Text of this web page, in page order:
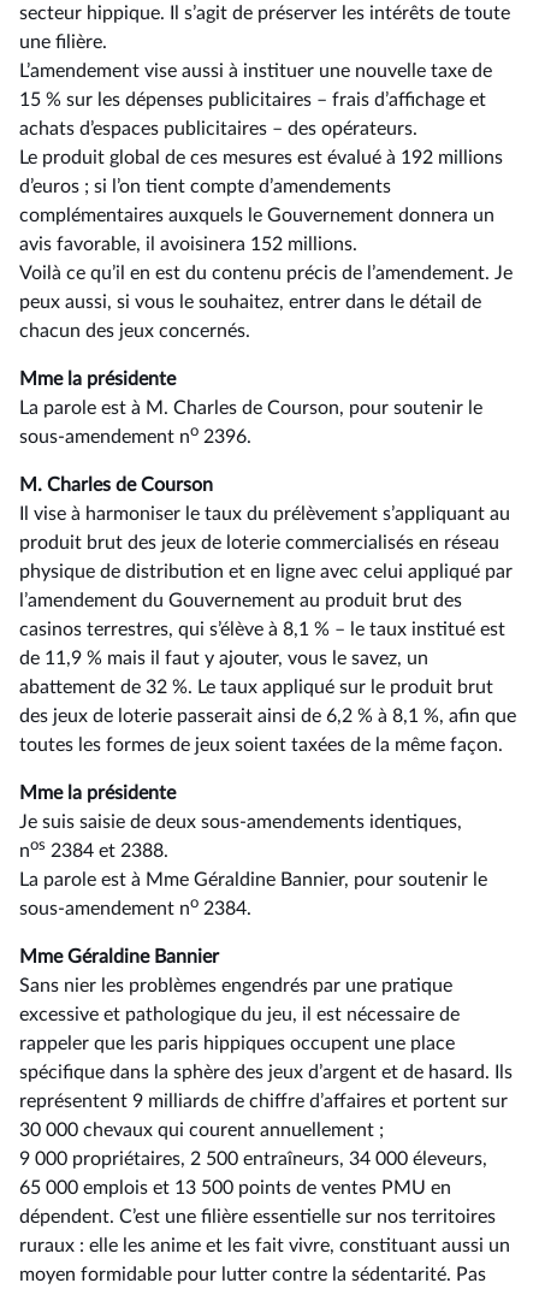
secteur hippique. Il s’agit de préserver les intérêts de toute
une filière.
L’amendement vise aussi à instituer une nouvelle taxe de
15 % sur les dépenses publicitaires –⁠ frais d’affichage et
achats d’espaces publicitaires – des opérateurs.
Le produit global de ces mesures est évalué à 192 millions
d’euros ; si l’on tient compte d’amendements
complémentaires auxquels le Gouvernement donnera un
avis favorable, il avoisinera 152 millions.
Voilà ce qu’il en est du contenu précis de l’amendement. Je
peux aussi, si vous le souhaitez, entrer dans le détail de
chacun des jeux concernés.
Mme la présidente
La parole est à M. Charles de Courson, pour soutenir le
sous-amendement no 2396.
M. Charles de Courson
Il vise à harmoniser le taux du prélèvement s’appliquant au
produit brut des jeux de loterie commercialisés en réseau
physique de distribution et en ligne avec celui appliqué par
l’amendement du Gouvernement au produit brut des
casinos terrestres, qui s’élève à 8,1 % –⁠ le taux institué est
de 11,9 % mais il faut y ajouter, vous le savez, un
abattement de 32 %. Le taux appliqué sur le produit brut
des jeux de loterie passerait ainsi de 6,2 % à 8,1 %, afin que
toutes les formes de jeux soient taxées de la même façon.
Mme la présidente
Je suis saisie de deux sous-amendements identiques,
nos 2384 et 2388.
La parole est à Mme Géraldine Bannier, pour soutenir le
sous-amendement no 2384.
Mme Géraldine Bannier
Sans nier les problèmes engendrés par une pratique
excessive et pathologique du jeu, il est nécessaire de
rappeler que les paris hippiques occupent une place
spécifique dans la sphère des jeux d’argent et de hasard. Ils
représentent 9 milliards de chiffre d’affaires et portent sur
30 000 chevaux qui courent annuellement ;
9 000 propriétaires, 2 500 entraîneurs, 34 000 éleveurs,
65 000 emplois et 13 500 points de ventes PMU en
dépendent. C’est une filière essentielle sur nos territoires
ruraux : elle les anime et les fait vivre, constituant aussi un
moyen formidable pour lutter contre la sédentarité. Pas